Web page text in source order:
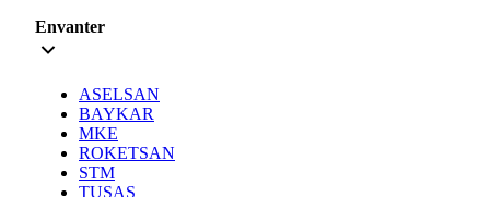
Envanter
ASELSAN
BAYKAR
MKE
ROKETSAN
STM
TUSAŞ